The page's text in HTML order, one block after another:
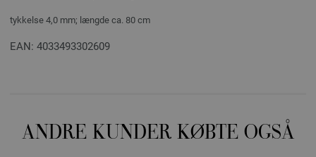
tykkelse 4,0 mm; længde ca. 80 cm
EAN: 4033493302609
ANDRE KUNDER KØBTE OGSÅ